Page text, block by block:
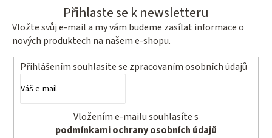
v
k
y
v
ý
s
u
Přihlaste se k newsletteru
Vložte svůj e-mail a my vám budeme zasílat informace o
nových produktech na našem e-shopu.
Přihlášením souhlasíte se zpracovaním osobních údajů
podmínkami ochrany osobních údajů